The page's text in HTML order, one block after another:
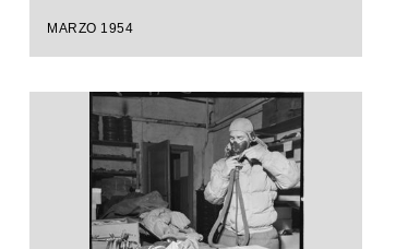
materiali da cucina nel
concentrato
l'equipaggiamento per la
spedizione sul K2
MARZO 1954